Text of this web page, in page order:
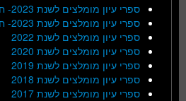
ספרי עיון מומלצים לשנת 2023- חלק ב’
ספרי עיון מומלצים לשנת 2023- חלק א’
ספרי עיון מומלצים לשנת 2022
ספרי עיון מומלצים לשנת 2020
ספרי עיון מומלצים לשנת 2019
ספרי עיון מומלצים לשנת 2018
ספרי עיון מומלצים לשנת 2017